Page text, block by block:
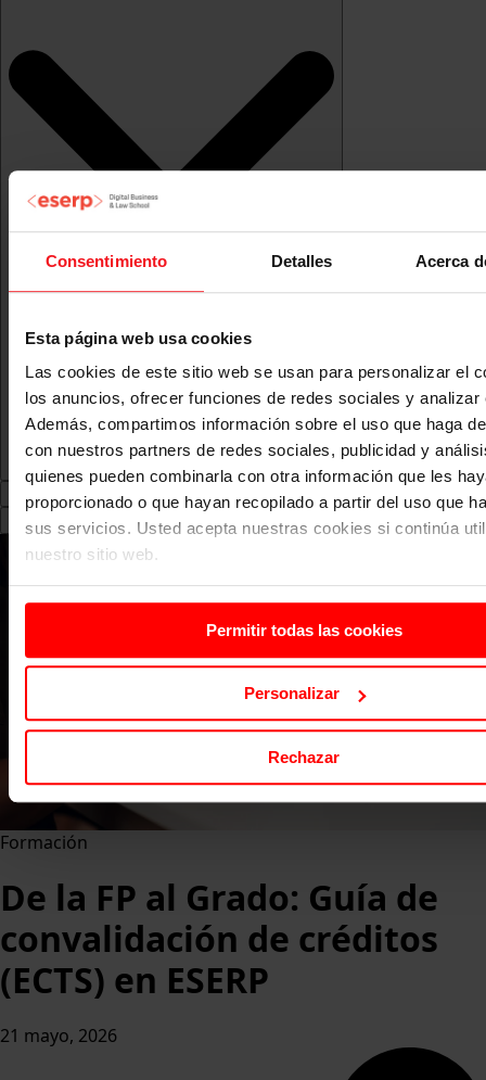
Consentimiento Detalles Acerca
Esta página web usa cookies
Las cookies de este sitio web se usan para personalizar el
los anuncios, ofrecer funciones de redes sociales y analizar
Además, compartimos información sobre el uso que haga
con nuestros partners de redes sociales, publicidad y
quienes pueden combinarla con otra información que les
proporcionado o que hayan recopilado a partir del uso que
sus servicios. Usted acepta nuestras cookies si continúa
nuestro sitio web.
Permitir todas las cookies
Personalizar
Rechazar
Search
for:
Formación
De la FP al Grado: Guía de
convalidación de créditos
(ECTS) en ESERP
21 mayo, 2026